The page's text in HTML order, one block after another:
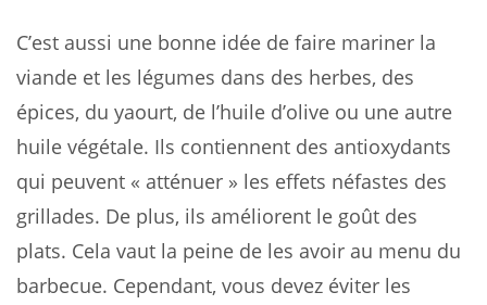
C’est aussi une bonne idée de faire mariner la
viande et les légumes dans des herbes, des
épices, du yaourt, de l’huile d’olive ou une autre
huile végétale. Ils contiennent des antioxydants
qui peuvent « atténuer » les effets néfastes des
grillades. De plus, ils améliorent le goût des
plats. Cela vaut la peine de les avoir au menu du
barbecue. Cependant, vous devez éviter les